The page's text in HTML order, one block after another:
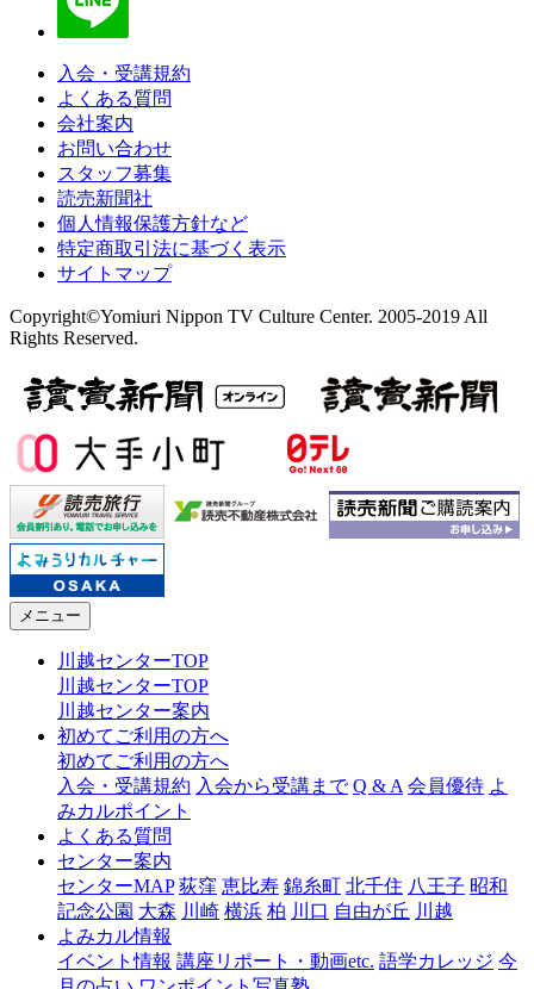
入会・受講規約
よくある質問
会社案内
お問い合わせ
スタッフ募集
読売新聞社
個人情報保護方針など
特定商取引法に基づく表示
サイトマップ
Copyright©Yomiuri Nippon TV Culture Center. 2005-2019 All
Rights Reserved.
メニュー
川越センターTOP
川越センターTOP
川越センター案内
初めてご利用の方へ
初めてご利用の方へ
入会・受講規約 入会から受講まで Q & A 会員優待 よ
みカルポイント
よくある質問
センター案内
センターMAP 荻窪 恵比寿 錦糸町 北千住 八王子 昭和
記念公園 大森 川崎 横浜 柏 川口 自由が丘 川越
よみカル情報
イベント情報 講座リポート・動画etc. 語学カレッジ 今